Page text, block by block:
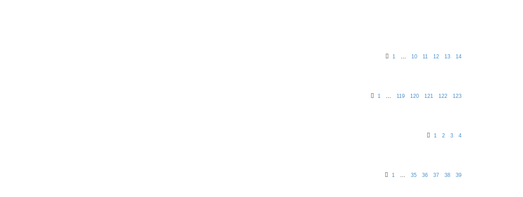
1 … 10 11 12 13 14
1 … 119 120 121 122 123
1 2 3 4
1 … 35 36 37 38 39